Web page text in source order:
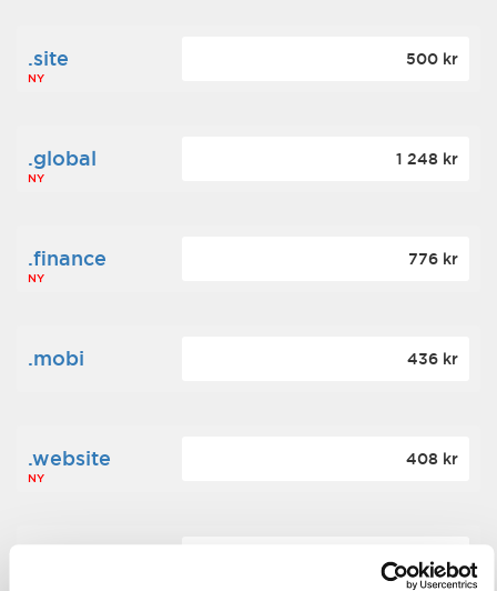
.site
NY
500 kr
.global
NY
1 248 kr
.finance
NY
776 kr
.mobi 436 kr
.website
NY
408 kr
472 kr